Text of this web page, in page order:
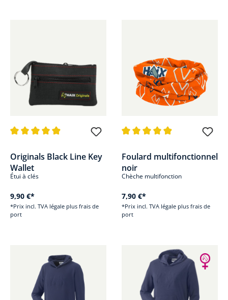
Originals Black Line Key
Wallet
Étui à clés
9,90 €*
*Prix incl. TVA légale plus frais de
port
Foulard multifonctionnel
noir
Chèche multifonction
7,90 €*
*Prix incl. TVA légale plus frais de
port